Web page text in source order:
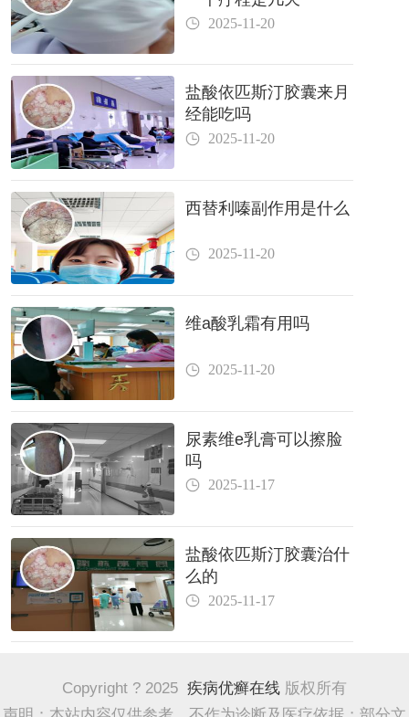
2025-11-20
盐酸依匹斯汀胶囊来月
经能吃吗
2025-11-20
西替利嗪副作用是什么
2025-11-20
维a酸乳霜有用吗
2025-11-20
尿素维e乳膏可以擦脸
吗
2025-11-17
盐酸依匹斯汀胶囊治什
么的
2025-11-17
Copyright ? 2025 疾病优癣在线 版权所有